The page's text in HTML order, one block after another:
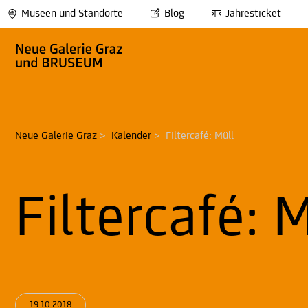
Museen und Standorte Blog Jahresticket
Neue Galerie Graz > Kalender > Filtercafé: Müll
Filtercafé:
19.10.2018